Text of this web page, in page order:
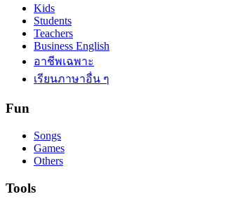
Kids
Students
Teachers
Business English
อาชีพเฉพาะ
เรียนภาษาอื่น ๆ
Fun
Songs
Games
Others
Tools